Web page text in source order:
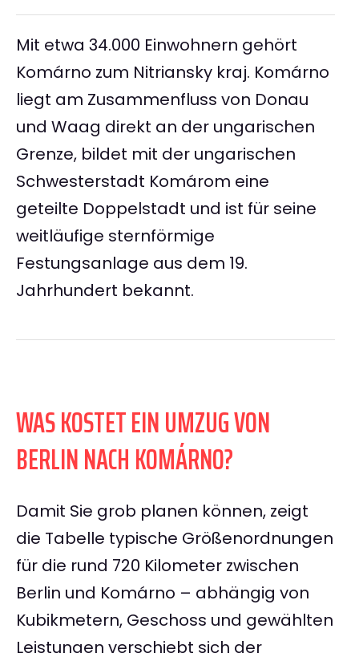
Mit etwa 34.000 Einwohnern gehört
Komárno zum Nitriansky kraj. Komárno
liegt am Zusammenfluss von Donau
und Waag direkt an der ungarischen
Grenze, bildet mit der ungarischen
Schwesterstadt Komárom eine
geteilte Doppelstadt und ist für seine
weitläufige sternförmige
Festungsanlage aus dem 19.
Jahrhundert bekannt.
WAS KOSTET EIN UMZUG VON
BERLIN NACH KOMÁRNO?
Damit Sie grob planen können, zeigt
die Tabelle typische Größenordnungen
für die rund 720 Kilometer zwischen
Berlin und Komárno – abhängig von
Kubikmetern, Geschoss und gewählten
Leistungen verschiebt sich der